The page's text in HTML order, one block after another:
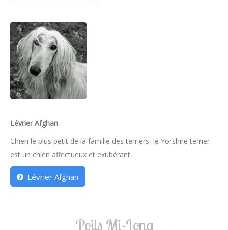
Lévrier Afghan
Chien le plus petit de la famille des terriers, le Yorshire terrier
est un chien affectueux et exubérant.
Lévrier Afghan
Poils Mi-Long